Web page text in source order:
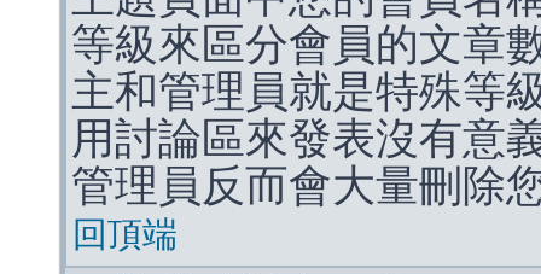
等級來區分會員的文章
主和管理員就是特殊等
用討論區來發表沒有意
管理員反而會大量刪除
回頂端